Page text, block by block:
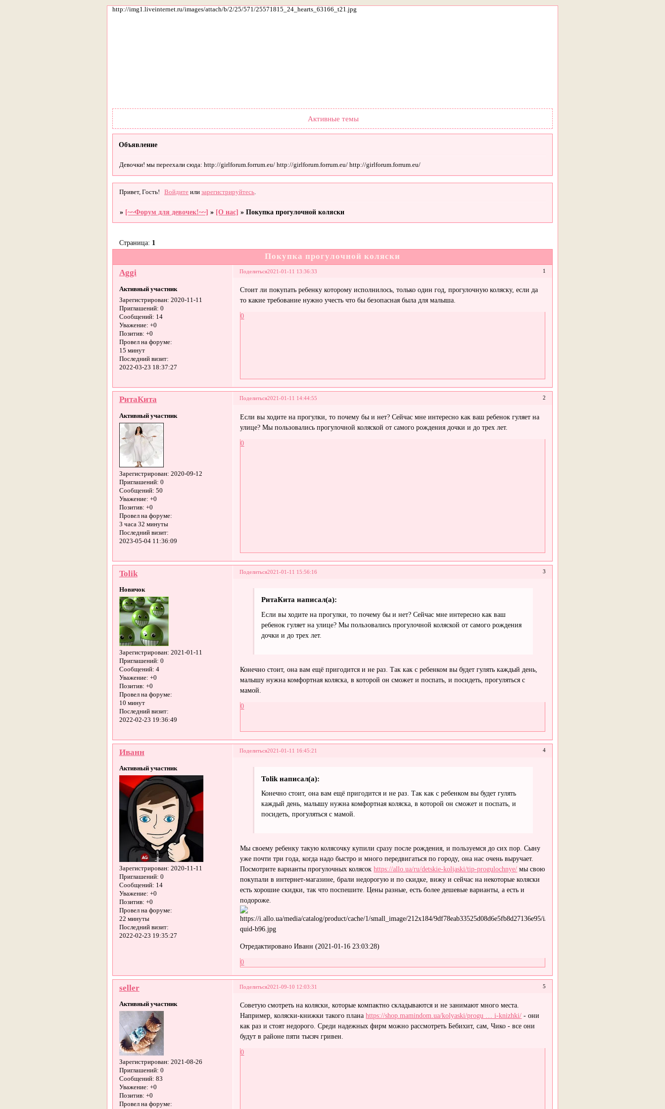
http://img1.liveinternet.ru/images/attach/b/2/25/571/25571815_24_hearts_63166_t21.jpg
Активные темы
Объявление
Девочки! мы переехали сюда: http://girlforum.forrum.eu/ http://girlforum.forrum.eu/ http://girlforum.forrum.eu/
Привет, Гость! Войдите илизарегистрируйтесь
» [~~Форум для девочек!~~] » [О нас] »Покупка прогулочной коляски
Покупка прогулочной коляски
Страница: 1
Поделиться 1
2021-01-11 13:36:33
Aggi
Активный участник
Зарегистрирован: 2020-11-11
Приглашений: 0
Сообщений: 14
Уважение: +0
Позитив: +0
Провел на форуме:
15 минут
Последний визит:
2022-03-23 18:37:27
Стоит ли покупать ребенку которому исполнилось, только один год, прогулочную коляску, если да
то какие требование нужно учесть что бы безопасная была для малыша.
0
Поделиться 2
2021-01-11 14:44:55
РитаКита
Активный участник
Зарегистрирован: 2020-09-12
Приглашений: 0
Сообщений: 50
Уважение: +0
Позитив: +0
Провел на форуме:
3 часа 32 минуты
Последний визит:
2023-05-04 11:36:09
Если вы ходите на прогулки, то почему бы и нет? Сейчас мне интересно как ваш ребенок гуляет на
улице? Мы пользовались прогулочной коляской от самого рождения дочки и до трех лет.
0
Поделиться 3
2021-01-11 15:56:16
Tolik
Новичок
Зарегистрирован: 2021-01-11
Приглашений: 0
Сообщений: 4
Уважение: +0
Позитив: +0
Провел на форуме:
10 минут
Последний визит:
2022-02-23 19:36:49
РитаКита написал(а):
Если вы ходите на прогулки, то почему бы и нет? Сейчас мне интересно как ваш
ребенок гуляет на улице? Мы пользовались прогулочной коляской от самого рождения
дочки и до трех лет.
Конечно стоит, она вам ещё пригодится и не раз. Так как с ребенком вы будет гулять каждый день,
малышу нужна комфортная коляска, в которой он сможет и поспать, и посидеть, прогуляться с
мамой.
0
Поделиться 4
2021-01-11 16:45:21
Иванн
Активный участник
Зарегистрирован: 2020-11-11
Приглашений: 0
Сообщений: 14
Уважение: +0
Позитив: +0
Провел на форуме:
22 минуты
Последний визит:
2022-02-23 19:35:27
Tolik написал(а):
Конечно стоит, она вам ещё пригодится и не раз. Так как с ребенком вы будет гулять
каждый день, малышу нужна комфортная коляска, в которой он сможет и поспать, и
посидеть, прогуляться с мамой.
Мы своему ребенку такую колясочку купили сразу после рождения, и пользуемся до сих пор. Сыну
уже почти три года, когда надо быстро и много передвигаться по городу, она нас очень выручает.
Посмотрите варианты прогулочных колясокhttps://allo.ua/ru/detskie-koljaski/tip-progulochnye/ мы свою
покупали в интернет-магазине, брали недорогую и по скидке, вижу и сейчас на некоторые коляски
есть хорошие скидки, так что поспешите. Цены разные, есть более дешевые варианты, а есть и
подороже.
Отредактировано Иванн (2021-01-16 23:03:28)
0
Поделиться 5
2021-09-10 12:03:31
seller
Активный участник
Зарегистрирован: 2021-08-26
Приглашений: 0
Сообщений: 83
Уважение: +0
Позитив: +0
Провел на форуме:
Советую смотреть на коляски, которые компактно складываются и не занимают много места.
Например, коляски-книжки такого планаhttps://shop.mamindom.ua/kolyaski/progu … i-knizhki/ - они
как раз и стоят недорого. Среди надежных фирм можно рассмотреть Бебихит, сам, Чико - все они
будут в районе пяти тысяч гривен.
0